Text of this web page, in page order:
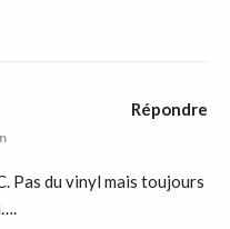
Pas du vinyl mais toujours
Répondre